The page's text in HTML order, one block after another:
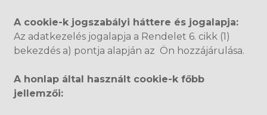
A cookie-k jogszabályi háttere és jogalapja:
Az adatkezelés jogalapja a Rendelet 6. cikk (1)
bekezdés a) pontja alapján az Ön hozzájárulása.
A honlap által használt cookie-k főbb
jellemzői: